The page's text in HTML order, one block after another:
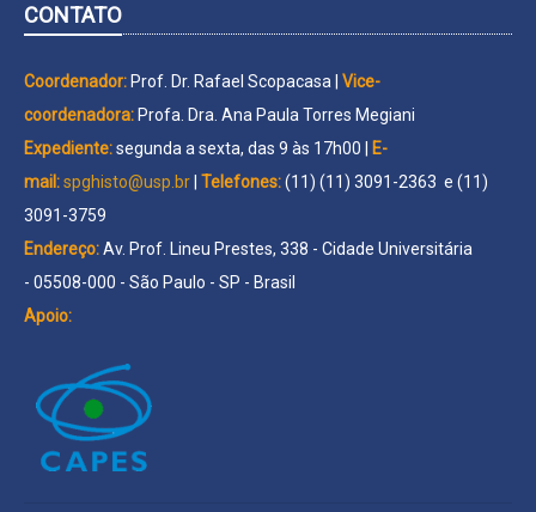
CONTATO
Coordenador: Prof. Dr. Rafael Scopacasa | Vice-
coordenadora: Profa. Dra. Ana Paula Torres Megiani
Expediente:segunda a sexta, das 9 às 17h00 |
E-
mail:spghisto@usp.br Telefones:(11) (11) 3091-2363 e (11)
3091-3759
Endereço:Av. Prof. Lineu Prestes, 338 - Cidade Universitária
- 05508-000 - São Paulo - SP - Brasil
Apoio: